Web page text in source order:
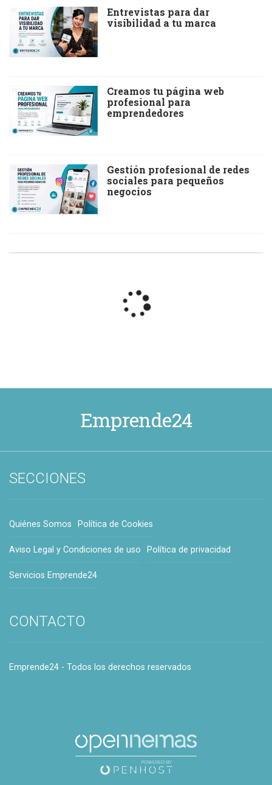
Entrevistas para dar
visibilidad a tu marca
Creamos tu página web
profesional para
emprendedores
Gestión profesional de redes
sociales para pequeños
negocios
Emprende24
SECCIONES
Quiénes Somos Política de Cookies
Aviso Legal y Condiciones de uso Política de privacidad
Servicios Emprende24
CONTACTO
Emprende24 - Todos los derechos reservados